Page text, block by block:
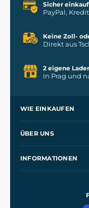
Sicher
PayPal,
Keine Zoll-
Direkt aus
2 eigene
In Prag und
WIE EINKAUFEN
Kontakt
ÜBER UNS
INFORMATIONEN